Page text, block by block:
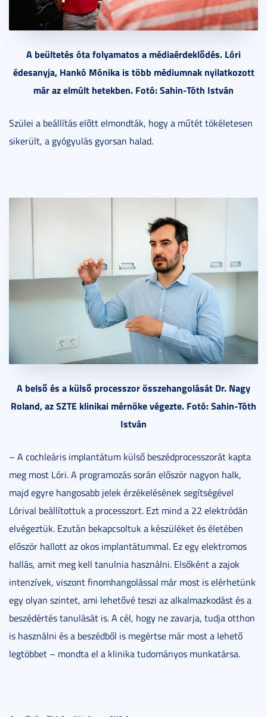
A beültetés óta folyamatos a médiaérdeklődés. Lóri
édesanyja, Hankó Mónika is több médiumnak nyilatkozott
már az elmúlt hetekben. Fotó: Sahin-Tóth István
Szülei a beállítás előtt elmondták, hogy a műtét tökéletesen
sikerült, a gyógyulás gyorsan halad.
A belső és a külső processzor összehangolását Dr. Nagy
Roland, az SZTE klinikai mérnöke végezte. Fotó: Sahin-Tóth
István
– A cochleáris implantátum külső beszédprocesszorát kapta
meg most Lóri. A programozás során először nagyon halk,
majd egyre hangosabb jelek érzékelésének segítségével
Lórival beállítottuk a processzort. Ezt mind a 22 elektródán
elvégeztük. Ezután bekapcsoltuk a készüléket és életében
először hallott az okos implantátummal. Ez egy elektromos
hallás, amit meg kell tanulnia használni. Elsőként a zajok
intenzívek, viszont finomhangolással már most is elérhetünk
egy olyan szintet, ami lehetővé teszi az alkalmazkodást és a
beszédértés tanulását is. A cél, hogy ne zavarja, tudja otthon
is használni és a beszédből is megértse már most a lehető
legtöbbet – mondta el a klinika tudományos munkatársa.